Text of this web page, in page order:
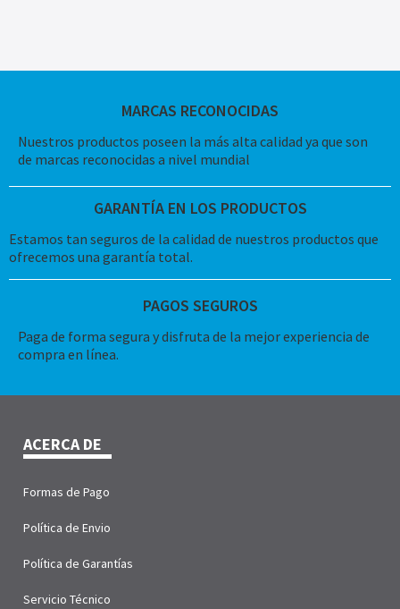
MARCAS RECONOCIDAS
Nuestros productos poseen la más alta calidad ya que son
de marcas reconocidas a nivel mundial
GARANTÍA EN LOS PRODUCTOS
Estamos tan seguros de la calidad de nuestros productos que
ofrecemos una garantía total.
PAGOS SEGUROS
Paga de forma segura y disfruta de la mejor experiencia de
compra en línea.
ACERCA DE
Formas de Pago
Política de Envio
Política de Garantías
Servicio Técnico